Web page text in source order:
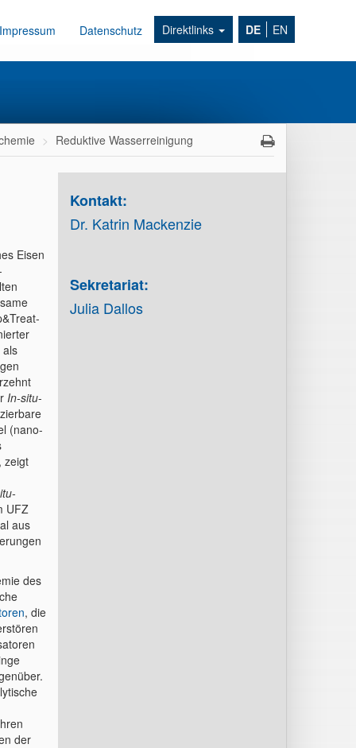
Impressum Datenschutz Direktlinks DE EN
Reduktive Wasserreinigung
Eisen
als
In-situ-
(nano-
zeigt
UFZ
aus
des
, die
der
Kontakt:
Dr. Katrin Mackenzie
Sekretariat:
Julia Dallos